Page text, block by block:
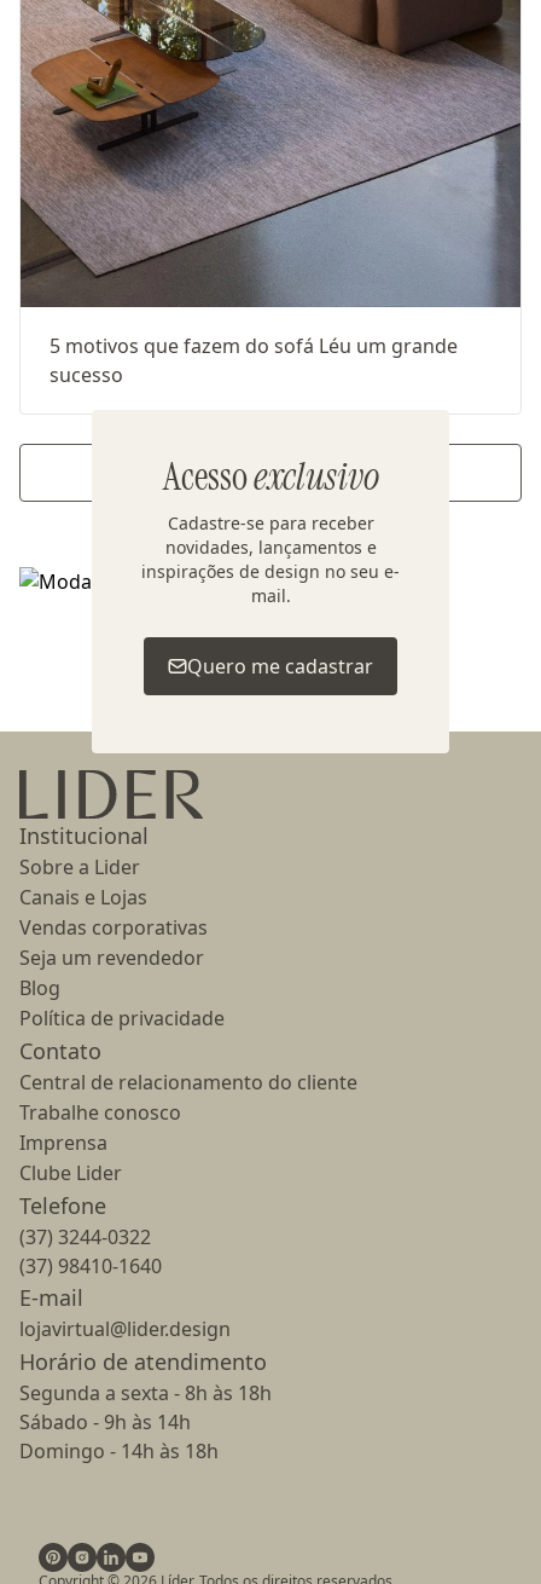
5 motivos que fazem do sofá Léu um grande
sucesso
Ver mais
Acessoexclusivo
Cadastre-se para receber
novidades, lançamentos e
inspirações de design no seu e-
mail.
Quero me cadastrar
Voltar ao topo
Ir para a página inicial
Institucional
Sobre a Lider
Canais e Lojas
Vendas corporativas
Seja um revendedor
Blog
Política de privacidade
Contato
Central de relacionamento do cliente
Trabalhe conosco
Imprensa
Clube Lider
Telefone
(37) 3244-0322
(37) 98410-1640
E-mail
lojavirtual@lider.design
Horário de atendimento
Segunda a sexta - 8h às 18h
Sábado - 9h às 14h
Domingo - 14h às 18h